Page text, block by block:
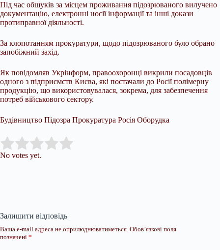
Під час обшуків за місцем проживання підозрюваного вилучено
документацію, електронні носії інформації та інші докази
протиправної діяльності.
За клопотанням прокуратури, щодо підозрюваного було обрано
запобіжний захід.
Як повідомляв Укрінформ, правоохоронці викрили посадовців
одного з підприємств Києва, які постачали до Росії полімерну
продукцію, що використовувалася, зокрема, для забезпечення
потреб військового сектору.
Будівництво Підозра Прокуратура Росія Оборудка
Rate this item:
No votes yet.
Залишити відповідь
Ваша e-mail адреса не оприлюднюватиметься. Обов’язкові поля
позначені *